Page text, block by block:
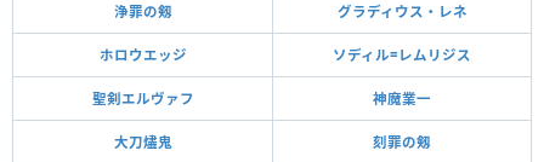
浄罪の剱 グラディウス・レネ
ホロウエッジ ソディル=レムリジス
聖剣エルヴァフ 神魔業一
大刀燼鬼 刻罪の剱